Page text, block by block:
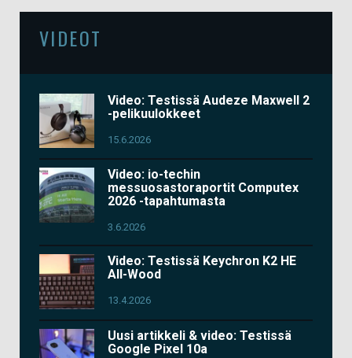
VIDEOT
Video: Testissä Audeze Maxwell 2
-pelikuulokkeet
15.6.2026
Video: io-techin
messuosastoraportit Computex
2026 -tapahtumasta
3.6.2026
Video: Testissä Keychron K2 HE
All-Wood
13.4.2026
Uusi artikkeli & video: Testissä
Google Pixel 10a